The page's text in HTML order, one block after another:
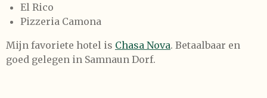
El Rico
Pizzeria Camona
Mijn favoriete hotel is Chasa Nova. Betaalbaar en
goed gelegen in Samnaun Dorf.